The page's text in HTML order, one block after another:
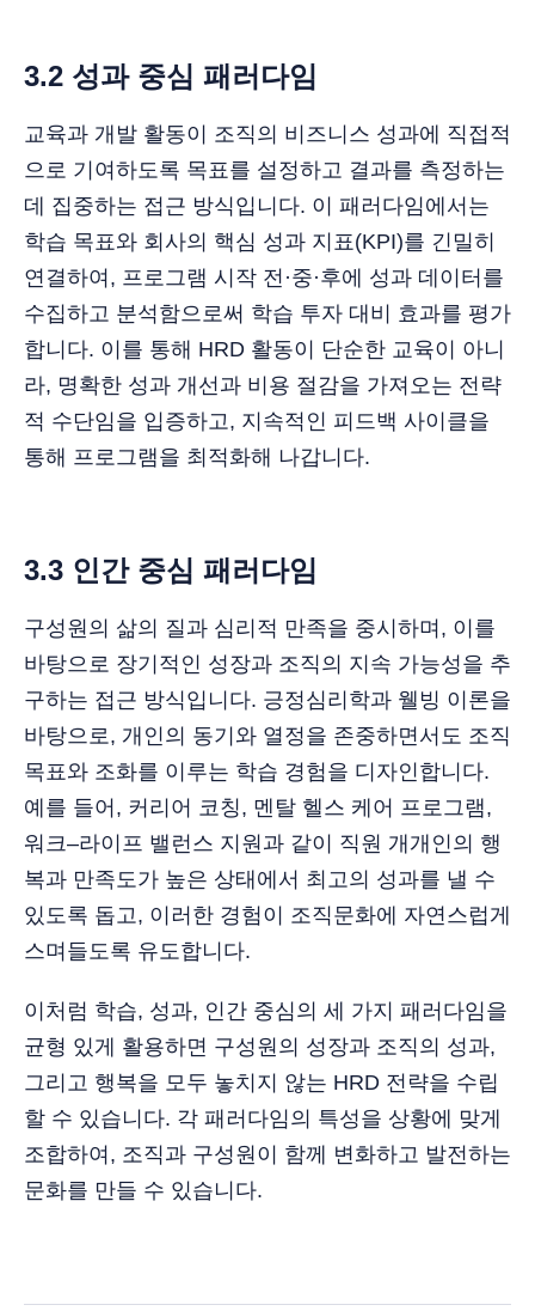
3.2 성과 중심 패러다임
교육과 개발 활동이 조직의 비즈니스 성과에 직접적
으로 기여하도록 목표를 설정하고 결과를 측정하는
데 집중하는 접근 방식입니다. 이 패러다임에서는
학습 목표와 회사의 핵심 성과 지표(KPI)를 긴밀히
연결하여, 프로그램 시작 전·중·후에 성과 데이터를
수집하고 분석함으로써 학습 투자 대비 효과를 평가
합니다. 이를 통해 HRD 활동이 단순한 교육이 아니
라, 명확한 성과 개선과 비용 절감을 가져오는 전략
적 수단임을 입증하고, 지속적인 피드백 사이클을
통해 프로그램을 최적화해 나갑니다.
3.3 인간 중심 패러다임
구성원의 삶의 질과 심리적 만족을 중시하며, 이를
바탕으로 장기적인 성장과 조직의 지속 가능성을 추
구하는 접근 방식입니다. 긍정심리학과 웰빙 이론을
바탕으로, 개인의 동기와 열정을 존중하면서도 조직
목표와 조화를 이루는 학습 경험을 디자인합니다.
예를 들어, 커리어 코칭, 멘탈 헬스 케어 프로그램,
워크–라이프 밸런스 지원과 같이 직원 개개인의 행
복과 만족도가 높은 상태에서 최고의 성과를 낼 수
있도록 돕고, 이러한 경험이 조직문화에 자연스럽게
스며들도록 유도합니다.
이처럼 학습, 성과, 인간 중심의 세 가지 패러다임을
균형 있게 활용하면 구성원의 성장과 조직의 성과,
그리고 행복을 모두 놓치지 않는 HRD 전략을 수립
할 수 있습니다. 각 패러다임의 특성을 상황에 맞게
조합하여, 조직과 구성원이 함께 변화하고 발전하는
문화를 만들 수 있습니다.